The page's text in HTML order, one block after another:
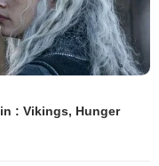
: Vikings, Hunger